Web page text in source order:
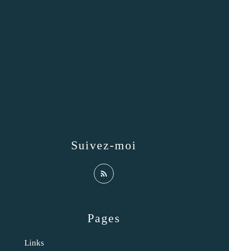
Pages
Links
Suivez-moi